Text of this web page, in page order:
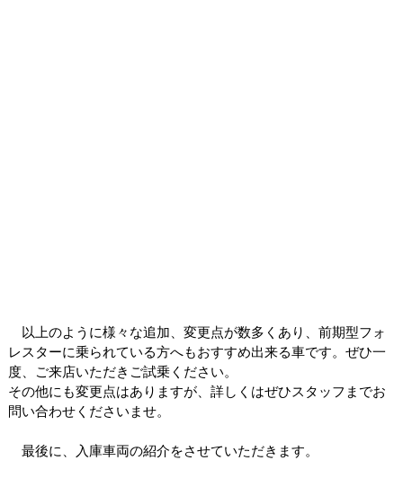
以上のように様々な追加、変更点が数多くあり、前期型フォ
レスターに乗られている方へもおすすめ出来る車です。ぜひ一
度、ご来店いただきご試乗ください。
その他にも変更点はありますが、詳しくはぜひスタッフまでお
問い合わせくださいませ。
最後に、入庫車両の紹介をさせていただきます。